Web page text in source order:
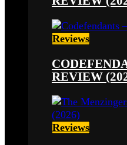
Reviews
REVIEW
Reviews